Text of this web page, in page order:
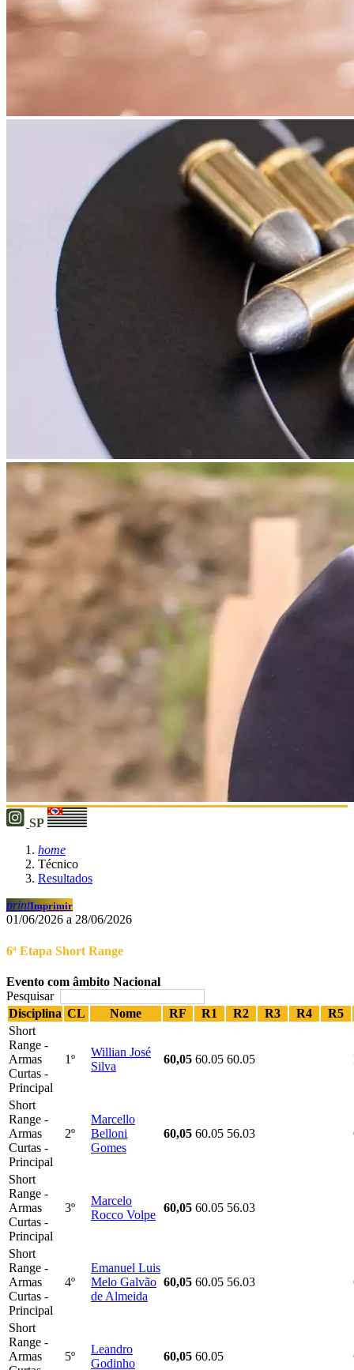
SP
home
Técnico
Resultados
printImprimir
01/06/2026 a 28/06/2026
6ª Etapa Short Range
Evento com âmbito Nacional
Pesquisar
Disciplina CL Nome RF R1 R2 R3 R4
R5
Short
Range -
Armas
Curtas -
Principal
1º
Willian José
Silva
60,05 60.05 60.05
Short
Range -
Armas
Curtas -
Principal
2º
Marcello
Belloni
Gomes
60,05 60.05 56.03
Short
Range -
Armas
Curtas -
Principal
3º
Marcelo
Rocco Volpe
60,05 60.05 56.03
Short
Range -
Armas
Curtas -
Principal
4º
Emanuel Luis
Melo Galvão
de Almeida
60,05 60.05 56.03
Short
Range -
Armas
5º
Leandro
Godinho
60,05 60.05